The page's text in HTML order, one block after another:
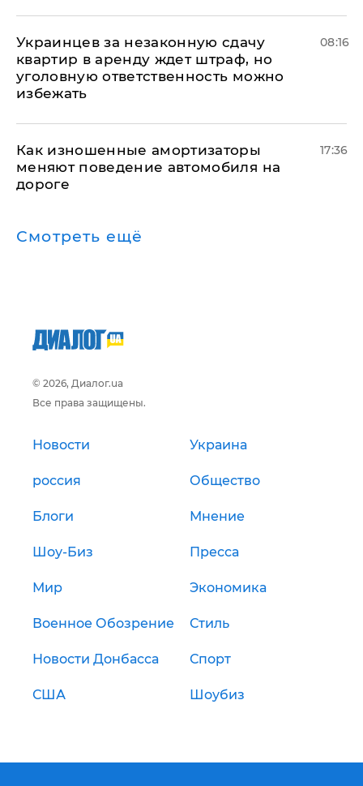
Украинцев за незаконную сдачу
квартир в аренду ждет штраф, но
уголовную ответственность можно
избежать
08:16
Как изношенные амортизаторы
меняют поведение автомобиля на
дороге
17:36
Смотреть ещё
© 2026, Диалог.ua
Все права защищены.
Новости Украина
россия Общество
Блоги Мнение
Шоу-Биз Пресса
Мир Экономика
Военное Обозрение Стиль
Новости Донбасса Спорт
США Шоубиз